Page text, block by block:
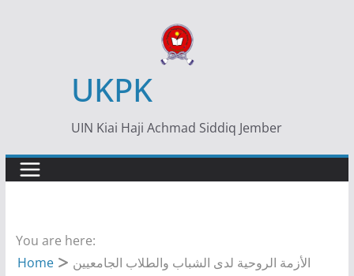
UKPK
UIN Kiai Haji Achmad Siddiq Jember
You are here:
Home
الأزمة الروحية لدى الشباب والطلاب الجامعيين